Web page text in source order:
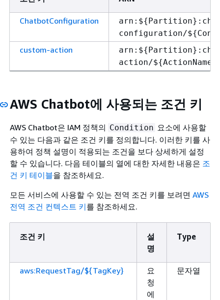
ChatbotConfiguration arn:${
configuration/${
custom-action arn:${
action/${ActionName}
AWS Chatbot에 사용되는 조건 키
AWS Chatbot은 IAM 정책의 Condition 요소에 사용할
수 있는 다음과 같은 조건 키를 정의합니다. 이러한 키를 사
용하여 정책 설명이 적용되는 조건을 보다 상세하게 설정
할 수 있습니다. 다음 테이블의 열에 대한 자세한 내용은 조
건 키 테이블을 참조하세요.
모든 서비스에 사용할 수 있는 전역 조건 키를 보려면 AWS
전역 조건 컨텍스트 키를 참조하세요.
조건 키
설
명
Type
aws:RequestTag/${TagKey}
요
청
에
문자열